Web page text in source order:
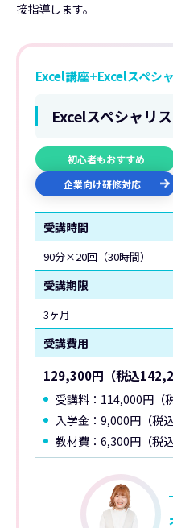
接指導します。
Excel講座+Excelスペシ
Excelスペシャリ
初心者もおすすめ
企業向け研修対応
受講時間
90分×20回（30時間）
受講期限
3ヶ月
受講費用
129,300円（税込
受講料：114,000円（
入学金：9,000円（税
教材費：6,300円（税込